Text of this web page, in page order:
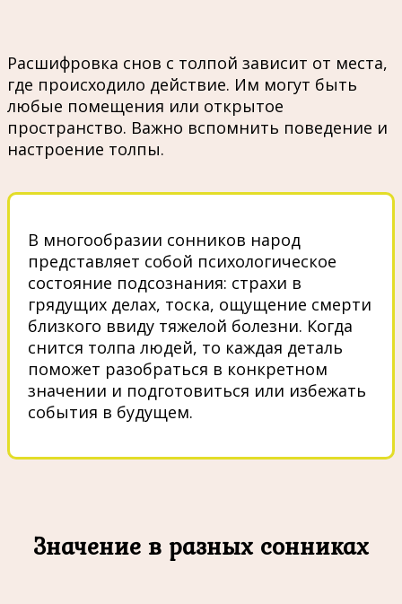
Расшифровка снов с толпой зависит от места,
где происходило действие. Им могут быть
любые помещения или открытое
пространство. Важно вспомнить поведение и
настроение толпы.
В многообразии сонников народ
представляет собой психологическое
состояние подсознания: страхи в
грядущих делах, тоска, ощущение смерти
близкого ввиду тяжелой болезни. Когда
снится толпа людей, то каждая деталь
поможет разобраться в конкретном
значении и подготовиться или избежать
события в будущем.
Значение в разных сонниках